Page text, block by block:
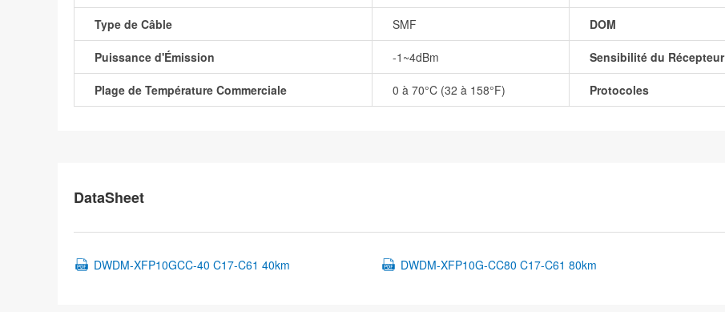
Type de Câble SMF DOM
Puissance d'Émission -1~4dBm Sensibilité du Récepteur
Plage de Température Commerciale 0 à 70°C (32 à 158°F) Protocoles
DataSheet
DWDM-XFP10GCC-40 C17-C61 40km DWDM-XFP10G-CC80 C17-C61 80km